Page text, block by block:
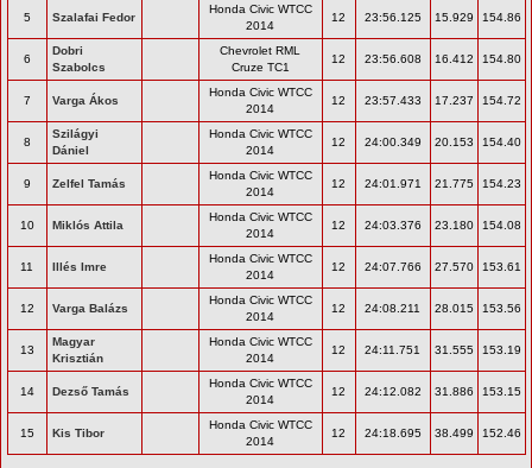
5 Szalafai Fedor
Honda Civic WTCC
2014
12 23:56.125 15.929 154.86
6
Dobri
Szabolcs
Chevrolet RML
Cruze TC1
12 23:56.608 16.412 154.80
7 Varga Ákos
Honda Civic WTCC
2014
12 23:57.433 17.237 154.72
8
Szilágyi
Dániel
Honda Civic WTCC
2014
12 24:00.349 20.153 154.40
9 Zelfel Tamás
Honda Civic WTCC
2014
12 24:01.971 21.775 154.23
10 Miklós Attila
Honda Civic WTCC
2014
12 24:03.376 23.180 154.08
11 Illés Imre
Honda Civic WTCC
2014
12 24:07.766 27.570 153.61
12 Varga Balázs
Honda Civic WTCC
2014
12 24:08.211 28.015 153.56
13
Magyar
Krisztián
Honda Civic WTCC
2014
12 24:11.751 31.555 153.19
14 Dezső Tamás
Honda Civic WTCC
2014
12 24:12.082 31.886 153.15
15 Kis Tibor
Honda Civic WTCC
2014
12 24:18.695 38.499 152.46